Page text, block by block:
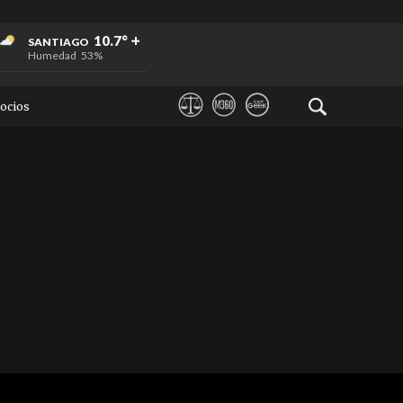
SANTIAGO 10.7°
Humedad 53%
+
+
+